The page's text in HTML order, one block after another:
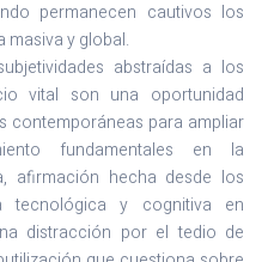
permanecen cautivos los
masiva y global.
abstraídas a los
vital son una oportunidad
contemporáneas para ampliar
fundamentales en la
afirmación hecha desde los
tecnológica y cognitiva en
distracción por el tedio de